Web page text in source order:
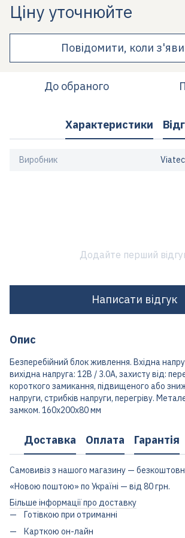
Ціну уточнюйте
Повідомити, коли
До обраного
Характеристики
Виробник Viatec
Додайте перший
Написати відгук
Опис
Безперебійний блок живлення. Вхідна
вихідна напруга: 12В / 3.0А, захисту від:
короткого замикання, підвищеного або
напруги, стрибків напруги, перегріву.
замком. 160х200х80 мм
Доставка Оплата Гарантія
Самовивіз з нашого магазину —
«Новою поштою» по Україні — від 80 грн.
Більше інформації про доставку
Готівкою при отриманні
Карткою он-лайн